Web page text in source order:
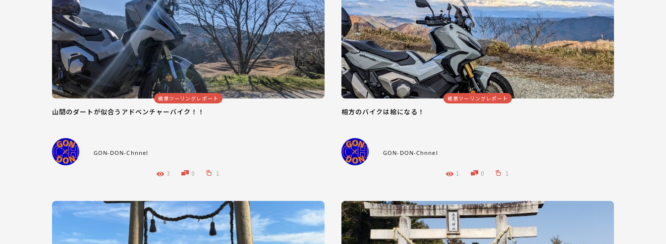
絶景ツーリングレポート
山間のダートが似合うアドベンチャーバイク！！
GON-DON-Chnnel
3 0 1
絶景ツーリングレポート
相方のバイクは絵になる！
GON-DON-Chnnel
1 0 1